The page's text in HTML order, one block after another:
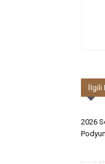
İlgili
2026